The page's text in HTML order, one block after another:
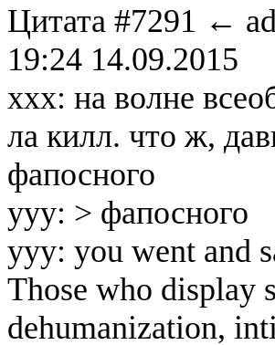
Цитата #7291 ←
19:24 14.09.2015
xxx: на волне
ла килл. что ж,
фапосного
yyy: > фапосного
yyy: you went and
Those who display
dehumanization,